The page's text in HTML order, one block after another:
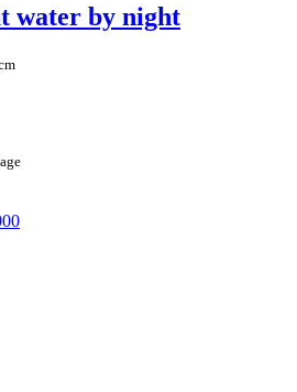
water by night